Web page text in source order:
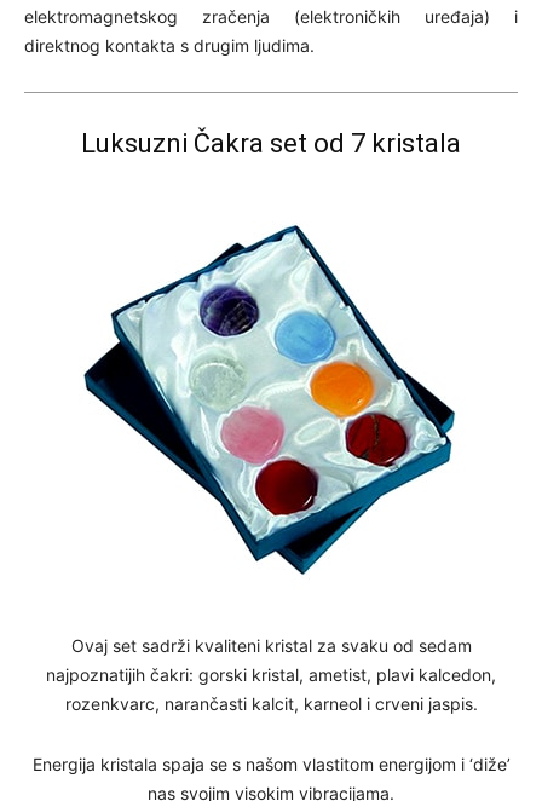
elektromagnetskog zračenja (elektroničkih uređaja) i
direktnog kontakta s drugim ljudima.
Luksuzni Čakra set od 7 kristala
Ovaj set sadrži kvaliteni kristal za svaku od sedam
najpoznatijih čakri: gorski kristal, ametist, plavi kalcedon,
rozenkvarc, narančasti kalcit, karneol i crveni jaspis.
Energija kristala spaja se s našom vlastitom energijom i ‘diže’
nas svojim visokim vibracijama.